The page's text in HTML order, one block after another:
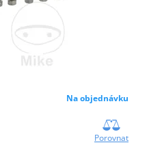
Na objednávku
Porovnat